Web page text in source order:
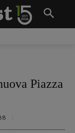
Piazza